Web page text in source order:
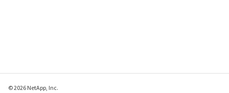
© 2026 NetApp, Inc.